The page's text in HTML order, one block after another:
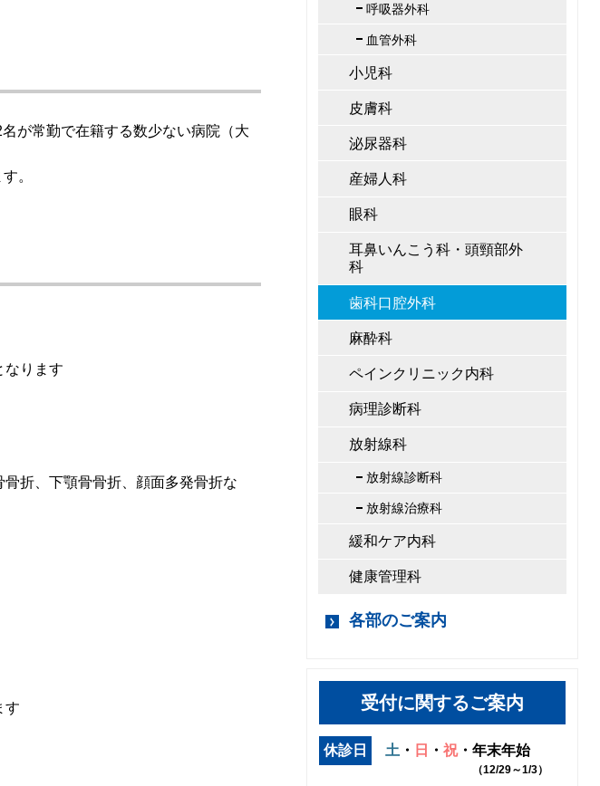
が常勤で在籍する数少ない病院（大
。
ります
折、下顎骨骨折、顔面多発骨折な
す
呼吸器外科
血管外科
小児科
皮膚科
泌尿器科
産婦人科
眼科
耳鼻いんこう科・頭頸部外
科
歯科口腔外科
麻酔科
ペインクリニック内科
病理診断科
放射線科
放射線診断科
放射線治療科
緩和ケア内科
健康管理科
各部のご案内
受付に関するご案内
休診日 土 ・ 日 ・ 祝・ 年末年始
（12/29～1/3）